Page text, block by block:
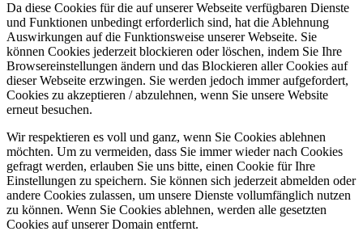
Da diese Cookies für die auf unserer Webseite verfügbaren Dienste
und Funktionen unbedingt erforderlich sind, hat die Ablehnung
Auswirkungen auf die Funktionsweise unserer Webseite. Sie
können Cookies jederzeit blockieren oder löschen, indem Sie Ihre
Browsereinstellungen ändern und das Blockieren aller Cookies auf
dieser Webseite erzwingen. Sie werden jedoch immer aufgefordert,
Cookies zu akzeptieren / abzulehnen, wenn Sie unsere Website
erneut besuchen.
Wir respektieren es voll und ganz, wenn Sie Cookies ablehnen
möchten. Um zu vermeiden, dass Sie immer wieder nach Cookies
gefragt werden, erlauben Sie uns bitte, einen Cookie für Ihre
Einstellungen zu speichern. Sie können sich jederzeit abmelden oder
andere Cookies zulassen, um unsere Dienste vollumfänglich nutzen
zu können. Wenn Sie Cookies ablehnen, werden alle gesetzten
Cookies auf unserer Domain entfernt.